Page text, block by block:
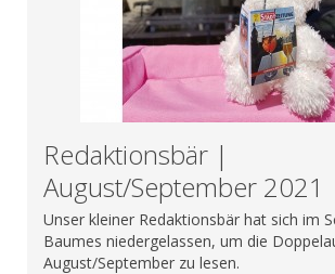
Redaktionsbär |
August/September 2021
Unser kleiner Redaktionsbär hat sich im
Baumes niedergelassen, um die
August/September zu lesen.